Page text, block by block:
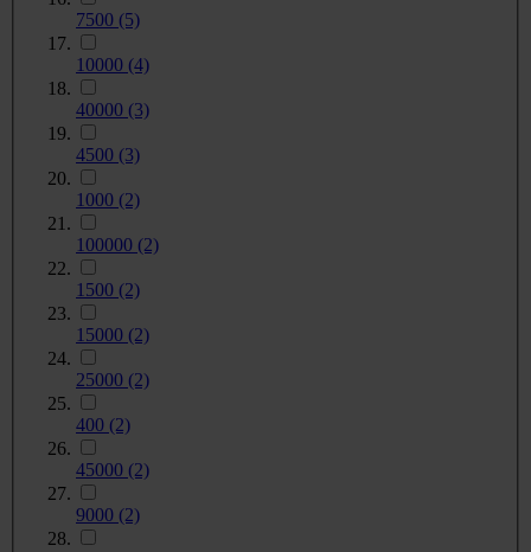
7500 (5)
10000 (4)
40000 (3)
4500 (3)
1000 (2)
100000 (2)
1500 (2)
15000 (2)
25000 (2)
400 (2)
45000 (2)
9000 (2)